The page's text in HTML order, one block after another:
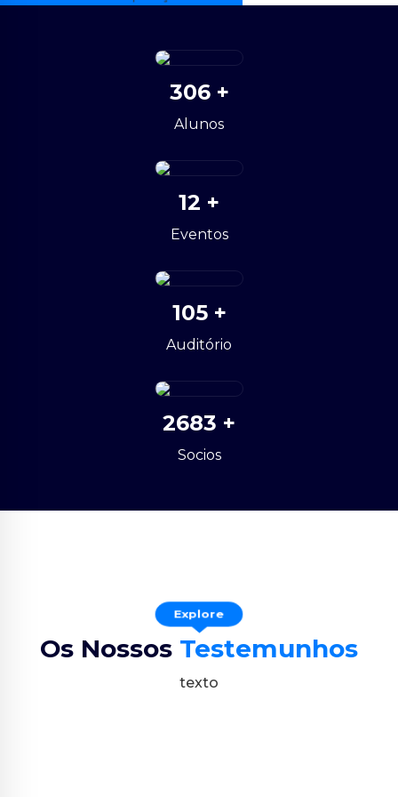
306+
Alunos
12 +
Eventos
105+
Auditório
2683 +
Socios
Os Nossos Testemunhos
texto